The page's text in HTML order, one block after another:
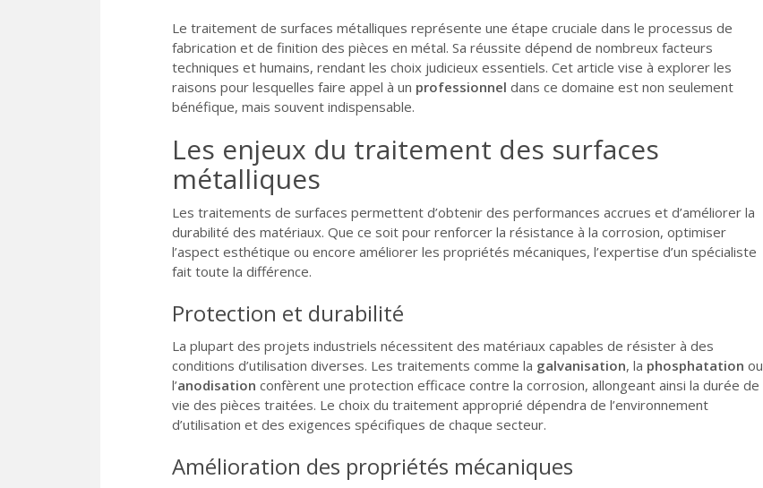
Le traitement de surfaces métalliques représente une étape cruciale dans le processus de
fabrication et de finition des pièces en métal. Sa réussite dépend de nombreux facteurs
techniques et humains, rendant les choix judicieux essentiels. Cet article vise à explorer les
raisons pour lesquelles faire appel à un professionnel dans ce domaine est non seulement
bénéfique, mais souvent indispensable.
Les enjeux du traitement des surfaces
métalliques
Les traitements de surfaces permettent d’obtenir des performances accrues et d’améliorer la
durabilité des matériaux. Que ce soit pour renforcer la résistance à la corrosion, optimiser
l’aspect esthétique ou encore améliorer les propriétés mécaniques, l’expertise d’un spécialiste
fait toute la différence.
Protection et durabilité
La plupart des projets industriels nécessitent des matériaux capables de résister à des
conditions d’utilisation diverses. Les traitements comme la galvanisation, la phosphatation ou
l’anodisation confèrent une protection efficace contre la corrosion, allongeant ainsi la durée de
vie des pièces traitées. Le choix du traitement approprié dépendra de l’environnement
d’utilisation et des exigences spécifiques de chaque secteur.
Amélioration des propriétés mécaniques